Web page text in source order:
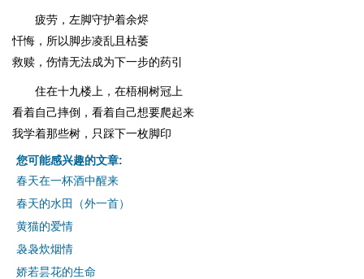
疲劳，左脚守护着余烬
忏悔，所以脚步凌乱且枯萎
救赎，伤情无法成为下一步的药引
住在十九楼上，在梧桐树冠上
看着自己摔倒，看着自己想要爬起来
我学着那些树，只踩下一枚脚印
您可能感兴趣的文章:
春天在一杯酒中醒来
春天的水田（外一首）
黄猫的爱情
袅袅炊烟情
娇若昙花的生命